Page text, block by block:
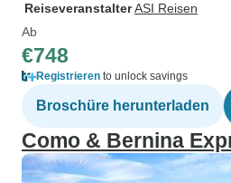
ReiseveranstalterASI Reisen
Ab
€748
Registrieren to unlock savings
Broschüre herunterladen
Como & Bernina